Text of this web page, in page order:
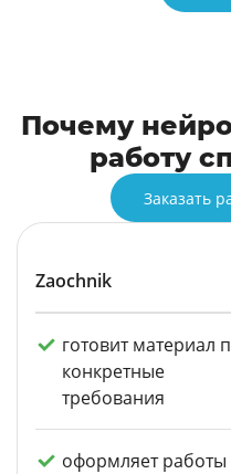
Почему
работу
Заказать
Zaochnik
готовит материал
конкретные
требования
оформляет работы